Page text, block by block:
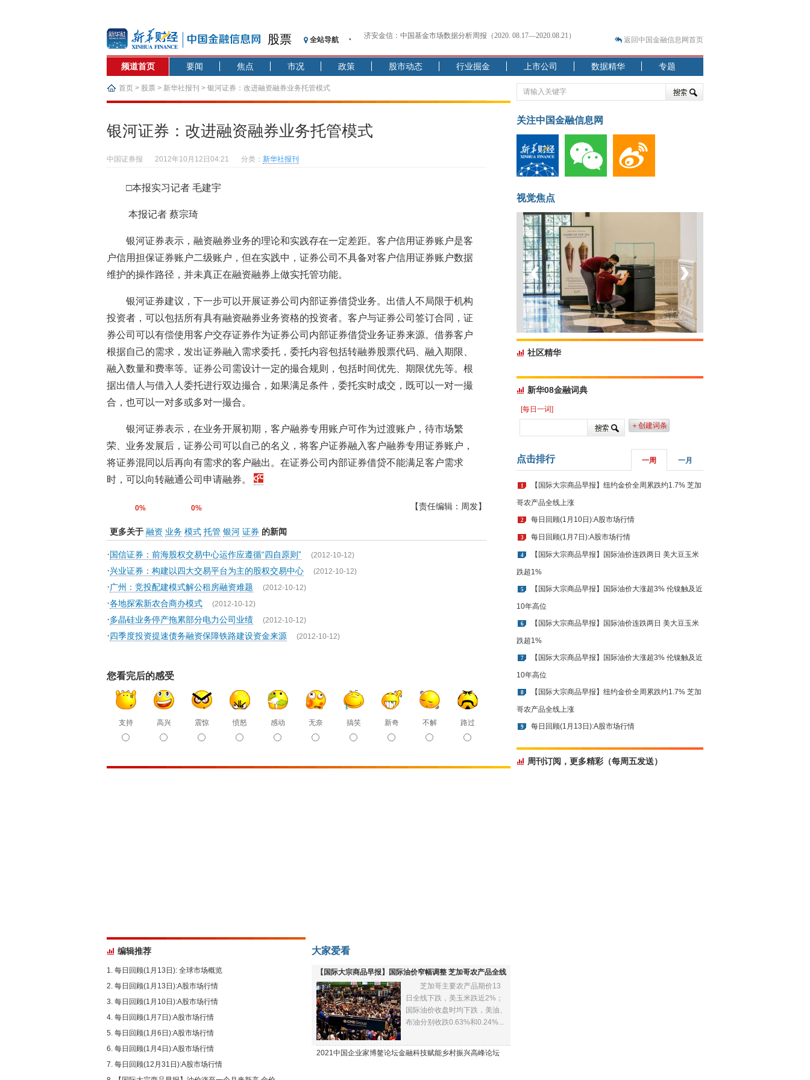
股票 全站导航
【见·闻】疫情下，新加坡旅游业步履维艰
记者手记：疫情下的香港零售业如何浴火重生？
【见·闻】疫情下一家香港传统零售商的转型突围之旅
济安金信：中国基金市场数据分析周报（2020. 07.27—2020.07.31）
【新华财经调查】同业存单、结构性存款玩起“跷跷板” 结构性失衡藏
央行公开市场净投放300亿元 短端资金利率明显下行
基本面及股市双轮冲击 债市回调十年期债表现最弱
沥青期货连续两日涨逾3% 沪银及两粕涨势喜人
济安金信：中国基金市场数据分析周报（2020. 08.17—2020.08.21）
返回中国金融信息网首页
频道首页 要闻 焦点 市况 政策 股市动态 行业掘金 上市公司 数据精华 专题
首页 > 股票 > 新华社报刊 > 银河证券：改进融资融券业务托管模式
银河证券：改进融资融券业务托管模式
中国证券报 2012年10月12日04:21 分类： 新华社报刊
□本报实习记者 毛建宇
本报记者 蔡宗琦
银河证券表示，融资融券业务的理论和实践存在一定差距。客户信用证券账户是客
户信用担保证券账户二级账户，但在实践中，证券公司不具备对客户信用证券账户数据
维护的操作路径，并未真正在融资融券上做实托管功能。
银河证券建议，下一步可以开展证券公司内部证券借贷业务。出借人不局限于机构
投资者，可以包括所有具有融资融券业务资格的投资者。客户与证券公司签订合同，证
券公司可以有偿使用客户交存证券作为证券公司内部证券借贷业务证券来源。借券客户
根据自己的需求，发出证券融入需求委托，委托内容包括转融券股票代码、融入期限、
融入数量和费率等。证券公司需设计一定的撮合规则，包括时间优先、期限优先等。根
据出借人与借入人委托进行双边撮合，如果满足条件，委托实时成交，既可以一对一撮
合，也可以一对多或多对一撮合。
银河证券表示，在业务开展初期，客户融券专用账户可作为过渡账户，待市场繁
荣、业务发展后，证券公司可以自己的名义，将客户证券融入客户融券专用证券账户，
将证券混同以后再向有需求的客户融出。在证券公司内部证券借贷不能满足客户需求
时，可以向转融通公司申请融券。
0% 0% 【责任编辑：周发】
更多关于 融资 业务 模式 托管 银河 证券 的新闻
·国信证券：前海股权交易中心运作应遵循“四自原则” (2012-10-12)
·兴业证券：构建以四大交易平台为主的股权交易中心 (2012-10-12)
·广州：竞投配建模式解公租房融资难题 (2012-10-12)
·各地探索新农合商办模式 (2012-10-12)
·多晶硅业务停产拖累部分电力公司业绩 (2012-10-12)
·四季度投资提速债务融资保障铁路建设资金来源 (2012-10-12)
您看完后的感受
支持 高兴 震惊 愤怒 感动 无奈 搞笑 新奇 不解 路过
编辑推荐
每日回顾(1月13日): 全球市场概览
每日回顾(1月13日):A股市场行情
每日回顾(1月10日):A股市场行情
每日回顾(1月7日):A股市场行情
每日回顾(1月6日):A股市场行情
每日回顾(1月4日):A股市场行情
每日回顾(12月31日):A股市场行情
大家爱看
【国际大宗商品早报】国际油价窄幅调整 芝加哥农产品全线
下跌
芝加哥主要农产品期价13
日全线下跌，美玉米跌近2%；
国际油价收盘时均下跌，美油、
布油分别收跌0.63%和0.24%...
2021中国企业家博鳌论坛金融科技赋能乡村振兴高峰论坛
关注中国金融信息网
视觉焦点
菲律宾：防疫降级
‹ ›
社区精华
新华08金融词典
[每日一词]
＋创建词条
点击排行 一周 一月
1 【国际大宗商品早报】纽约金价全周累跌约1.7% 芝加
哥农产品全线上涨
2 每日回顾(1月10日):A股市场行情
3 每日回顾(1月7日):A股市场行情
4 【国际大宗商品早报】国际油价连跌两日 美大豆玉米
跌超1%
5 【国际大宗商品早报】国际油价大涨超3% 伦镍触及近
10年高位
6 【国际大宗商品早报】国际油价连跌两日 美大豆玉米
跌超1%
7 【国际大宗商品早报】国际油价大涨超3% 伦镍触及近
10年高位
8 【国际大宗商品早报】纽约金价全周累跌约1.7% 芝加
哥农产品全线上涨
9 每日回顾(1月13日):A股市场行情
周刊订阅，更多精彩（每周五发送）